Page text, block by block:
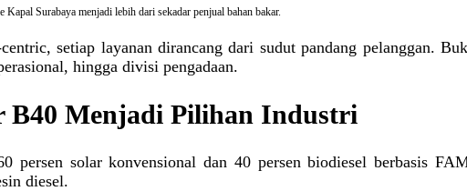
Surabaya menjadi lebih dari sekadar penjual bahan bakar.
setiap layanan dirancang dari sudut pandang pelanggan.
hingga divisi pengadaan.
B40 Menjadi Pilihan Industri
persen solar konvensional dan 40 persen biodiesel berbasis
diesel.